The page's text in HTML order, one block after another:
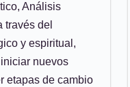
Análisis
través del
y espiritual,
nuevos
etapas de cambio